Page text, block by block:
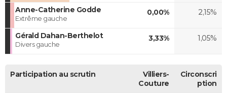
Anne-Catherine Godde
Extrême gauche
0,00% 2,15%
Gérald Dahan-Berthelot
Divers gauche
3,33% 1,05%
Participation au scrutin
Villiers-
Couture
Circonscri
ption